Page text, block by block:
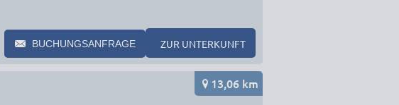
BUCHUNGSANFRAGE ZUR UNTERKUNFT
13,06 km